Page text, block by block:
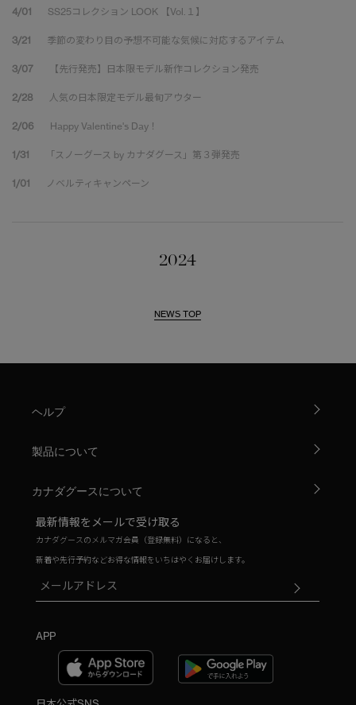
4/01 SS25コレクション LOOK 【Vol.１】
3/21 季節の変わり目の予想不可能な気候に対応するアイテム
3/07 【先行発売】日本限モデル新作コレクション発売
2/28 人気の日本限定モデル最旬アウター
2/06 Happy Valentine's Day！
1/31 「スノーグース by カナダグース」第３弾発売
1/01 ノベルティキャンペーン
2024
NEWS TOP
ヘルプ
製品について
カナダグースについて
最新情報をメールで受け取る
カナダグースのメルマガ会員（登録無料）になると、
新着や先行予約などお得な情報をいちはやくお届けします。
APP